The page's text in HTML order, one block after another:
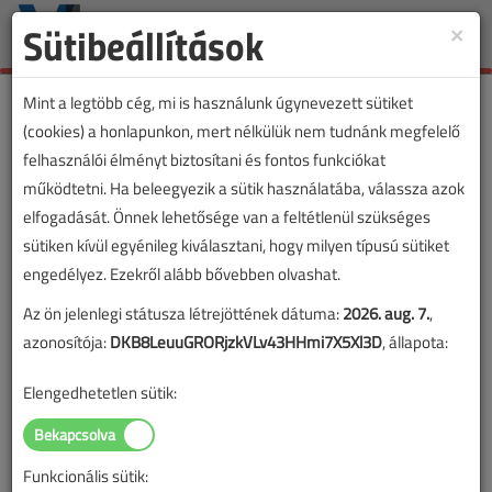
Toggle
×
Sütibeállítások
Mint a legtöbb cég, mi is használunk úgynevezett sütiket
(cookies) a honlapunkon, mert nélkülük nem tudnánk megfelelő
felhasználói élményt biztosítani és fontos funkciókat
működtetni. Ha beleegyezik a sütik használatába, válassza azok
elfogadását. Önnek lehetősége van a feltétlenül szükséges
sütiken kívül egyénileg kiválasztani, hogy milyen típusú sütiket
engedélyez. Ezekről alább bővebben olvashat.
Az ön jelenlegi státusza létrejöttének dátuma:2026. aug. 7.,
azonosítója:DKB8LeuuGRORjzkVLv43HHmi7X5Xl3D, állapota:
Elengedhetetlen sütik:
Funkcionális sütik: